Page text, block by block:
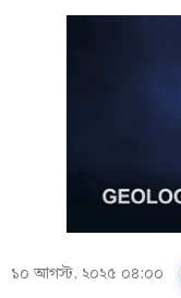
১০ আগস্ট, ২০২৫ ০৪:০০